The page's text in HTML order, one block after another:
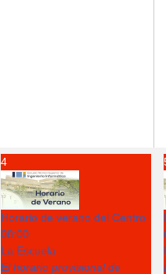
4
Horario de verano del Centro
08:00
La Escuela
El horario provisional de